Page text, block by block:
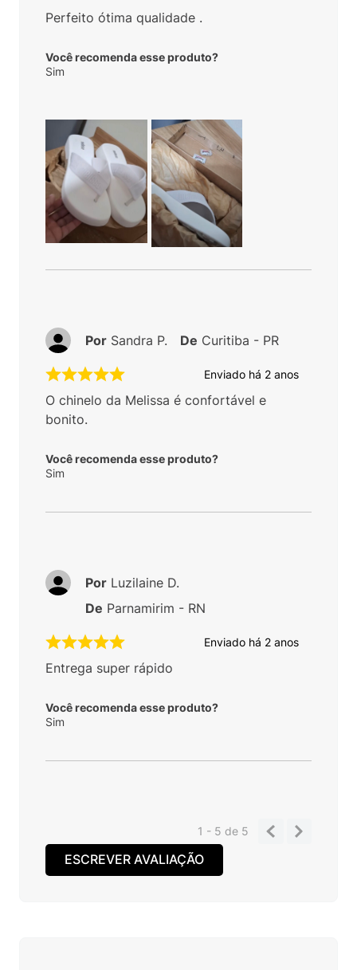
Perfeito ótima qualidade .
Você recomenda esse produto?
Sim
Enviado há 2 anos
O chinelo da Melissa é confortável e
bonito.
Você recomenda esse produto?
Sim
Por Sandra P. De Curitiba - PR
Enviado há 2 anos
Entrega super rápido
Você recomenda esse produto?
Sim
Por Luzilaine D.
De Parnamirim - RN
1 - 5de 5
ESCREVER AVALIAÇÃO